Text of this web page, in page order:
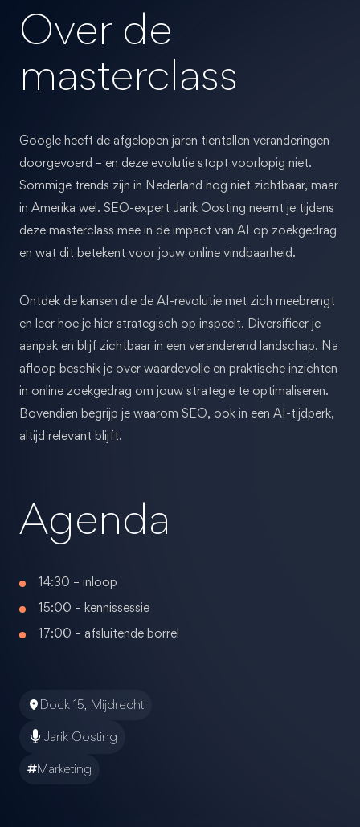
Over de
masterclass
Google heeft de afgelopen jaren tientallen veranderingen
doorgevoerd – en deze evolutie stopt voorlopig niet.
Sommige trends zijn in Nederland nog niet zichtbaar, maar
in Amerika wel. SEO-expert Jarik Oosting neemt je tijdens
deze masterclass mee in de impact van AI op zoekgedrag
en wat dit betekent voor jouw online vindbaarheid.
Ontdek de kansen die de AI-revolutie met zich meebrengt
en leer hoe je hier strategisch op inspeelt. Diversifieer je
aanpak en blijf zichtbaar in een veranderend landschap. Na
afloop beschik je over waardevolle en praktische inzichten
in online zoekgedrag om jouw strategie te optimaliseren.
Bovendien begrijp je waarom SEO, ook in een AI-tijdperk,
altijd relevant blijft.
Agenda
14:30 – inloop
15:00 – kennissessie
17:00 – afsluitende borrel
Dock 15, Mijdrecht
Jarik Oosting
Marketing